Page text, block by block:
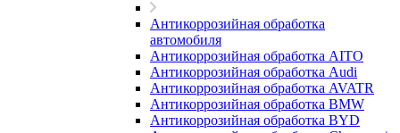
Антикоррозийная обработка
автомобиля
Антикоррозийная обработка AITO
Антикоррозийная обработка Audi
Антикоррозийная обработка AVATR
Антикоррозийная обработка BMW
Антикоррозийная обработка BYD